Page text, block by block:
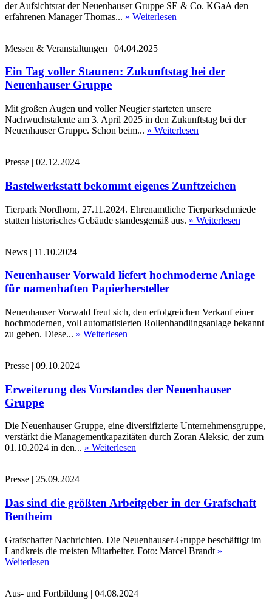
der Aufsichtsrat der Neuenhauser Gruppe SE & Co. KGaA den
erfahrenen Manager Thomas... » Weiterlesen
Messen & Veranstaltungen | 04.04.2025
Ein Tag voller Staunen: Zukunftstag bei der
Neuenhauser Gruppe
Mit großen Augen und voller Neugier starteten unsere
Nachwuchstalente am 3. April 2025 in den Zukunftstag bei der
Neuenhauser Gruppe. Schon beim... » Weiterlesen
Presse | 02.12.2024
Bastelwerkstatt bekommt eigenes Zunftzeichen
Tierpark Nordhorn, 27.11.2024. Ehrenamtliche Tierparkschmiede
statten historisches Gebäude standesgemäß aus. » Weiterlesen
News | 11.10.2024
Neuenhauser Vorwald liefert hochmoderne Anlage
für namenhaften Papierhersteller
Neuenhauser Vorwald freut sich, den erfolgreichen Verkauf einer
hochmodernen, voll automatisierten Rollenhandlingsanlage bekannt
zu geben. Diese... » Weiterlesen
Presse | 09.10.2024
Erweiterung des Vorstandes der Neuenhauser
Gruppe
Die Neuenhauser Gruppe, eine diversifizierte Unternehmensgruppe,
verstärkt die Managementkapazitäten durch Zoran Aleksic, der zum
01.10.2024 in den... » Weiterlesen
Presse | 25.09.2024
Das sind die größten Arbeitgeber in der Grafschaft
Bentheim
Grafschafter Nachrichten. Die Neuenhauser-Gruppe beschäftigt im
Landkreis die meisten Mitarbeiter. Foto: Marcel Brandt »
Weiterlesen
Aus- und Fortbildung | 04.08.2024